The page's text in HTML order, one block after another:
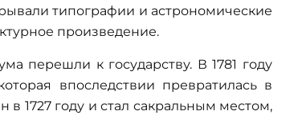
типографии и астрономические
произведение.
перешли к государству. В 1781 году
впоследствии превратилась в
1727 году и стал сакральным местом,